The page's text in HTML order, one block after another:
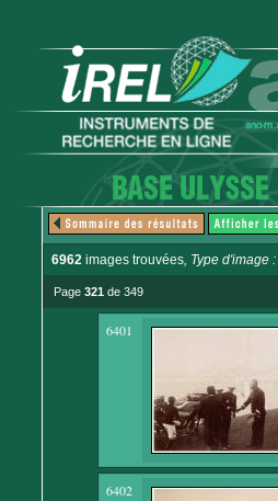
6962 images trouvées, Type d'image :
Page 321 de 349
6401
6402